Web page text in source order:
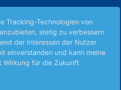
Tracking-Technologien von
stetig zu verbessern
der Interessen der Nutzer
einverstanden und kann meine
Wirkung für die Zukunft